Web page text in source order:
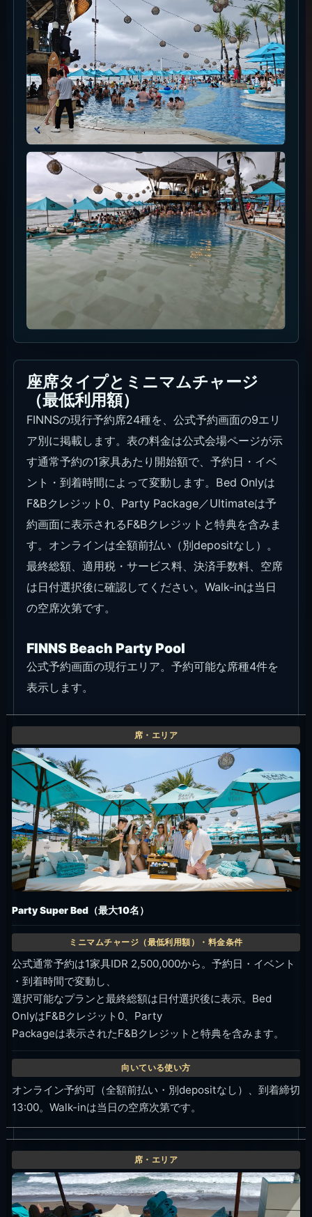
座席タイプとミニマムチャージ
（最低利用額）
FINNSの現行予約席24種を、公式予約画面の9エリ
ア別に掲載します。表の料金は公式会場ページが示
す通常予約の1家具あたり開始額で、予約日・イベ
ント・到着時間によって変動します。Bed Onlyは
F&Bクレジット0、Party Package／Ultimateは予
約画面に表示されるF&Bクレジットと特典を含みま
す。オンラインは全額前払い（別depositなし）。
最終総額、適用税・サービス料、決済手数料、空席
は日付選択後に確認してください。Walk-inは当日
の空席次第です。
FINNS Beach Party Pool
公式予約画面の現行エリア。予約可能な席種4件を
表示します。
Party Super Bed（最大10名）
公式通常予約は1家具IDR 2,500,000から。予約日・イベント
・到着時間で変動し、
選択可能なプランと最終総額は日付選択後に表示。Bed
OnlyはF&Bクレジット0、Party
Packageは表示されたF&Bクレジットと特典を含みます。
オンライン予約可（全額前払い・別depositなし）、到着締切
13:00。Walk-inは当日の空席次第です。